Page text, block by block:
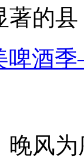
著的
啤酒
为